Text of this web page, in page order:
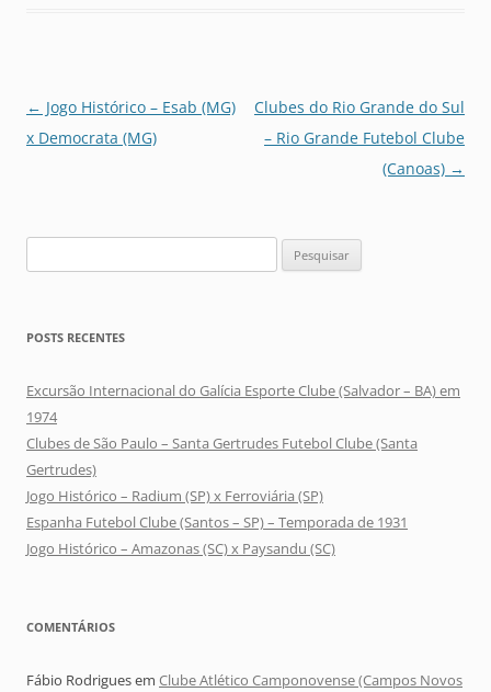
Navegação
de
← Jogo Histórico – Esab (MG)
x Democrata (MG)
Clubes do Rio Grande do Sul
– Rio Grande Futebol Clube
(Canoas) →
por:
POSTS RECENTES
Excursão Internacional do Galícia Esporte Clube (Salvador – BA) em
1974
Clubes de São Paulo – Santa Gertrudes Futebol Clube (Santa
Gertrudes)
Jogo Histórico – Radium (SP) x Ferroviária (SP)
Espanha Futebol Clube (Santos – SP) – Temporada de 1931
Jogo Histórico – Amazonas (SC) x Paysandu (SC)
COMENTÁRIOS
Fábio Rodriguesem Clube Atlético Camponovense (Campos Novos